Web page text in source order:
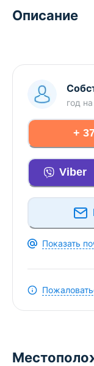
Описание
год
+
Viber
Показать